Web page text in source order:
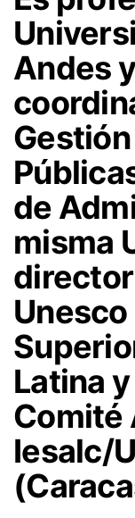
Andes
de
misma
Unesco
Latina y
Comité
Iesalc/